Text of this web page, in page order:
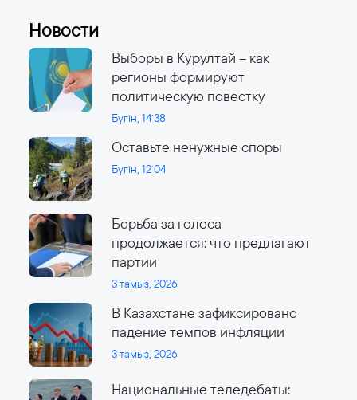
Новости
Выборы в Курултай – как
регионы формируют
политическую повестку
Бүгін, 14:38
Оставьте ненужные споры
Бүгін, 12:04
Борьба за голоса
продолжается: что предлагают
партии
3 тамыз, 2026
В Казахстане зафиксировано
падение темпов инфляции
3 тамыз, 2026
Национальные теледебаты: